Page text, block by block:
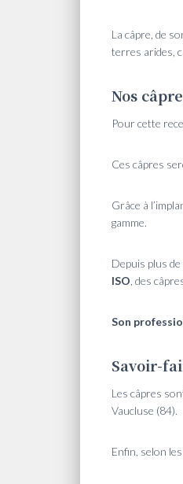
La câpre, de
terres arides,
Nos
Pour cette
Ces câpres
Grâce à
gamme.
Depuis plus
ISO , des
Son
Savoir-
Les câpres
Vaucluse (84).
Enfin, selon